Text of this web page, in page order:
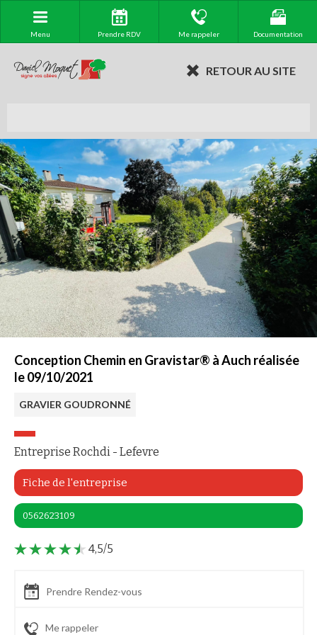
Menu Prendre RDV Me rappeler Documentation
RETOUR AU SITE
Conception Chemin en Gravistar® à Auch réalisée
le 09/10/2021
GRAVIER GOUDRONNÉ
Entreprise Rochdi - Lefevre
Fiche de l'entreprise
0562623109
4,5/5
Prendre Rendez-vous
Me rappeler